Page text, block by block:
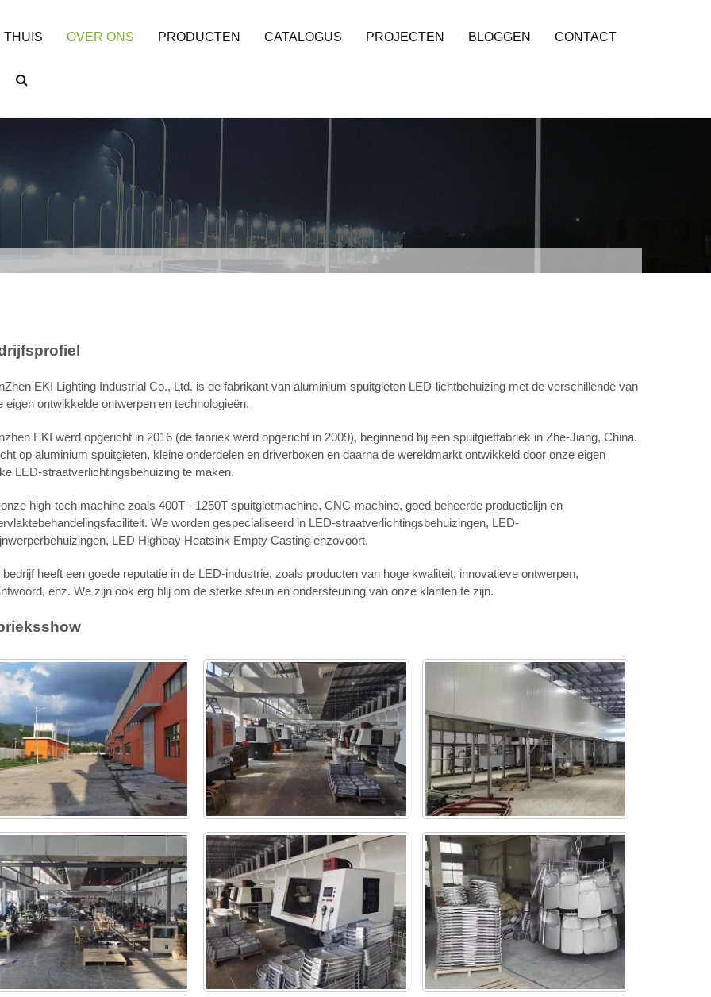
THUIS OVER ONS PRODUCTEN CATALOGUS PROJECTEN BLOGGEN CONTACT
EKI Lighting Industrial Co., Ltd. is de fabrikant van aluminium spuitgieten LED-lichtbehuizing met de verschillende van
eigen ontwikkelde ontwerpen en technologieën.
EKI werd opgericht in 2016 (de fabriek werd opgericht in 2009), beginnend bij een spuitgietfabriek in Zhe-Jiang, China.
op aluminium spuitgieten, kleine onderdelen en driverboxen en daarna de wereldmarkt ontwikkeld door onze eigen
LED-straatverlichtingsbehuizing te maken.
high-tech machine zoals 400T - 1250T spuitgietmachine, CNC-machine, goed beheerde productielijn en
We worden gespecialiseerd in LED-straatverlichtingsbehuizingen, LED-
LED Highbay Heatsink Empty Casting enzovoort.
heeft een goede reputatie in de LED-industrie, zoals producten van hoge kwaliteit, innovatieve ontwerpen,
enz. We zijn ook erg blij om de sterke steun en ondersteuning van onze klanten te zijn.